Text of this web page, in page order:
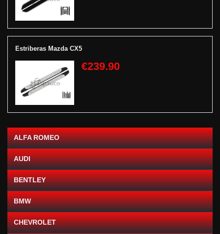
Estriberas Mazda CX5
€239.90
ALFA ROMEO
AUDI
BENTLEY
BMW
CHEVROLET